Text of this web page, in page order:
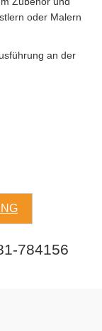
oder Malern
an der
784156